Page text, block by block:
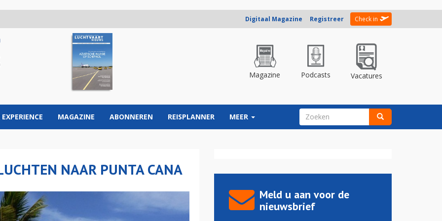
Digitaal Magazine Registreer Check in
Magazine Podcasts Vacatures
EXPERIENCE MAGAZINE ABONNEREN REISPLANNER MEER ZOEKVELD
NAAR PUNTA CANA
Meld u aan voor de
nieuwsbrief